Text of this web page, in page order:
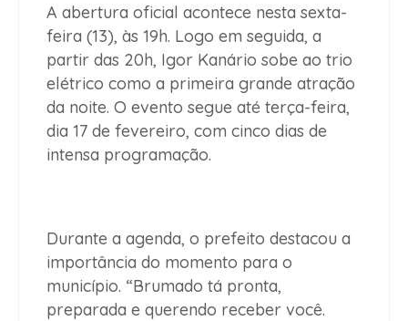
A abertura oficial acontece nesta sexta-
feira (13), às 19h. Logo em seguida, a
partir das 20h, Igor Kanário sobe ao trio
elétrico como a primeira grande atração
da noite. O evento segue até terça-feira,
dia 17 de fevereiro, com cinco dias de
intensa programação.
Durante a agenda, o prefeito destacou a
importância do momento para o
município. “Brumado tá pronta,
preparada e querendo receber você.